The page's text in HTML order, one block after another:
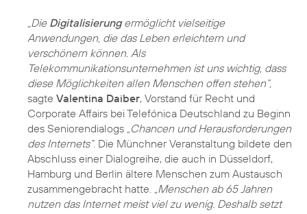
„Die Digitalisierungermöglicht vielseitige
Anwendungen, die das Leben erleichtern und
verschönern können. Als
Telekommunikationsunternehmen ist uns wichtig, dass
diese Möglichkeiten allen Menschen offen stehen“,
sagte Valentina Daiber, Vorstand für Recht und
Corporate Affairs bei Telefónica Deutschland zu Beginn
des Seniorendialogs „Chancen und Herausforderungen
des Internets“. Die Münchner Veranstaltung bildete den
Abschluss einer Dialogreihe, die auch in Düsseldorf,
Hamburg und Berlin ältere Menschen zum Austausch
zusammengebracht hatte.
„Menschen ab 65 Jahren
nutzen das Internet meist viel zu wenig. Deshalb setzt